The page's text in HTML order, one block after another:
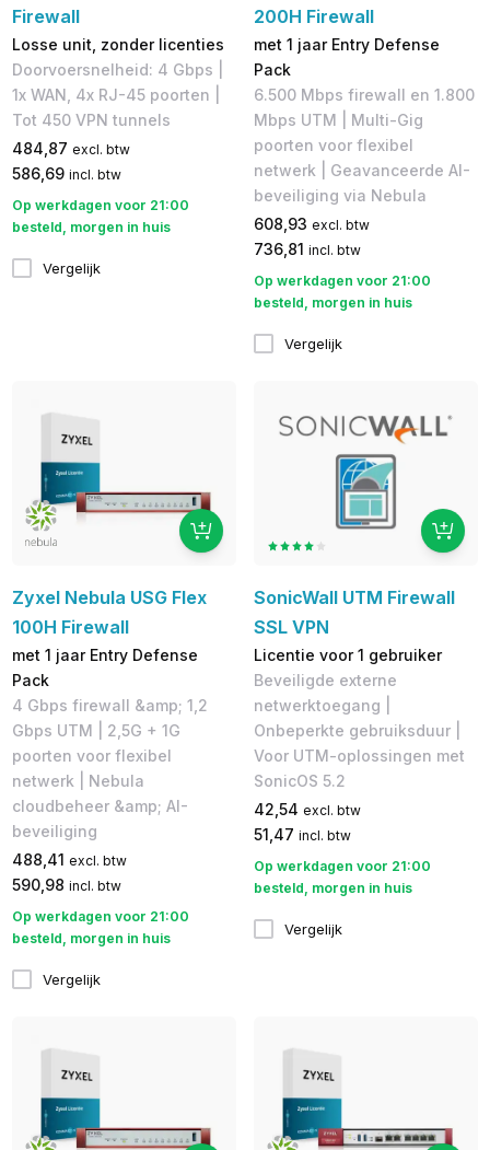
Firewall
Losse unit, zonder licenties
Doorvoersnelheid: 4 Gbps |
1x WAN, 4x RJ-45 poorten |
Tot 450 VPN tunnels
484,87 excl. btw
586,69 incl. btw
Op werkdagen voor 21:00
besteld, morgen in huis
Vergelijk
200H Firewall
met 1 jaar Entry Defense
Pack
6.500 Mbps firewall en 1.800
Mbps UTM | Multi-Gig
poorten voor flexibel
netwerk | Geavanceerde AI-
beveiliging via Nebula
608,93 excl. btw
736,81 incl. btw
Op werkdagen voor 21:00
besteld, morgen in huis
Vergelijk
Zyxel Nebula USG Flex
100H Firewall
met 1 jaar Entry Defense
Pack
4 Gbps firewall &amp; 1,2
Gbps UTM | 2,5G + 1G
poorten voor flexibel
netwerk | Nebula
cloudbeheer &amp; AI-
beveiliging
488,41 excl. btw
590,98 incl. btw
Op werkdagen voor 21:00
besteld, morgen in huis
Vergelijk
SonicWall UTM Firewall
SSL VPN
Licentie voor 1 gebruiker
Beveiligde externe
netwerktoegang |
Onbeperkte gebruiksduur |
Voor UTM-oplossingen met
SonicOS 5.2
42,54 excl. btw
51,47 incl. btw
Op werkdagen voor 21:00
besteld, morgen in huis
Vergelijk